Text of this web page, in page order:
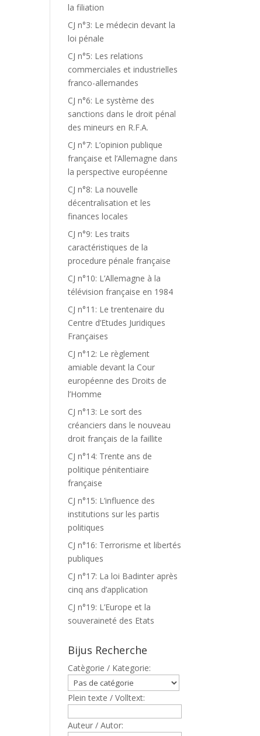
la filiation
CJ n°3: Le médecin devant la
loi pénale
CJ n°5: Les relations
commerciales et industrielles
franco-allemandes
CJ n°6: Le système des
sanctions dans le droit pénal
des mineurs en R.F.A.
CJ n°7: L’opinion publique
française et l’Allemagne dans
la perspective européenne
CJ n°8: La nouvelle
décentralisation et les
finances locales
CJ n°9: Les traits
caractéristiques de la
procedure pénale française
CJ n°10: L’Allemagne à la
télévision française en 1984
CJ n°11: Le trentenaire du
Centre d’Etudes Juridiques
Françaises
CJ n°12: Le règlement
amiable devant la Cour
européenne des Droits de
l’Homme
CJ n°13: Le sort des
créanciers dans le nouveau
droit français de la faillite
CJ n°14: Trente ans de
politique pénitentiaire
française
CJ n°15: L’influence des
institutions sur les partis
politiques
CJ n°16: Terrorisme et libertés
publiques
CJ n°17: La loi Badinter après
cinq ans d’application
CJ n°19: L’Europe et la
souveraineté des Etats
Bijus Recherche
Catègorie / Kategorie:
Plein texte / Volltext:
Auteur / Autor: